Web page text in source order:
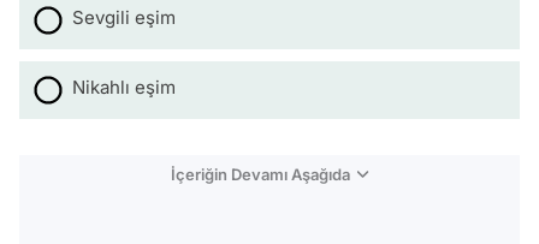
Sevgili eşim
Nikahlı eşim
İçeriğin Devamı Aşağıda